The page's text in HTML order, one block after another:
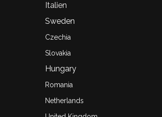
Italien
Sweden
Czechia
Slovakia
Hungary
Romania
Netherlands